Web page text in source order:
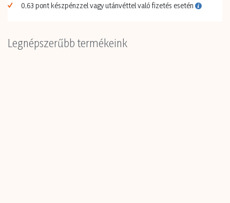
0,63 pont készpénzzel vagy utánvéttel való fizetés esetén
Legnépszerűbb termékeink